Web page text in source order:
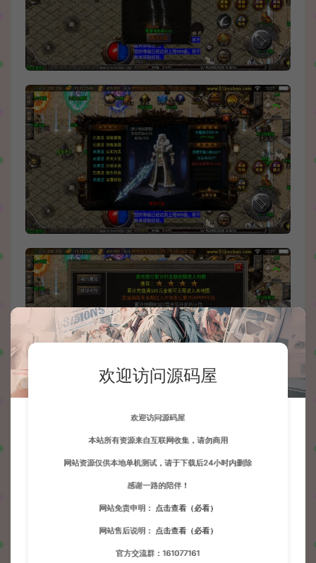
欢迎访问源码屋
欢迎访问源码屋
本站所有资源来自互联网收集，请勿商用
网站资源仅供本地单机测试，请于下载后24小时内删除
感谢一路的陪伴！
网站免责申明： 点击查看（必看）
网站售后说明： 点击查看（必看）
官方交流群：161077161